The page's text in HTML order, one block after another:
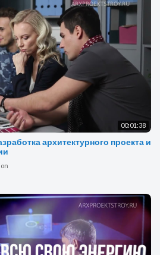
00:01:38
архитектурного проекта и